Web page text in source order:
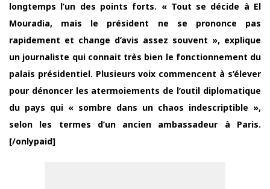
longtemps l’un des points forts. « Tout se décide à El
Mouradia, mais le président ne se prononce pas
rapidement et change d’avis assez souvent », explique
un journaliste qui connait très bien le fonctionnement du
palais présidentiel. Plusieurs voix commencent à s’élever
pour dénoncer les atermoiements de l’outil diplomatique
du pays qui « sombre dans un chaos indescriptible »,
selon les termes d’un ancien ambassadeur à Paris.
[/onlypaid]